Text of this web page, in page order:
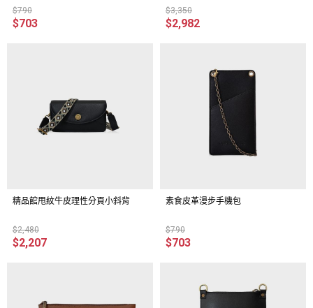
$790
$703
$3,350
$2,982
精品館甩紋牛皮理性分頁小斜背
$2,480
$2,207
素食皮革漫步手機包
$790
$703